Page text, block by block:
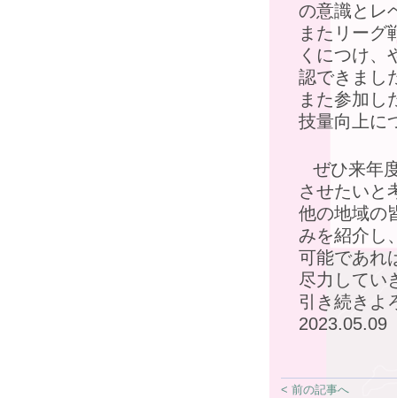
の意識とレ
またリーグ
くにつけ、
認できまし
また参加し
技量向上に
ぜひ来年
させたいと
他の地域の
みを紹介し
可能であれ
尽力してい
引き続きよ
2023.05.09
< 前の記事へ